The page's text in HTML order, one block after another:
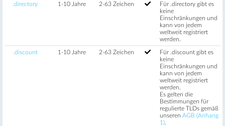
.directory 1-10 Jahre 2-63 Zeichen
Für .directory gibt es
keine
Einschränkungen und
kann von jedem
weltweit registriert
werden.
.discount 1-10 Jahre 2-63 Zeichen
Für .discount gibt es
keine
Einschränkungen und
kann von jedem
weltweit registriert
werden.
Es gelten die
Bestimmungen für
regulierte TLDs gemäß
unseren AGB (Anhang
1)